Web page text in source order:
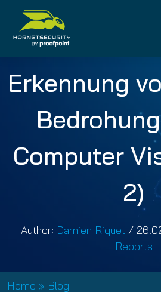
Inhalt
springen
Inhalt
springen
Erkennung
Computer
2)
Author: Damien Riquet /
Reports
Home » Blog